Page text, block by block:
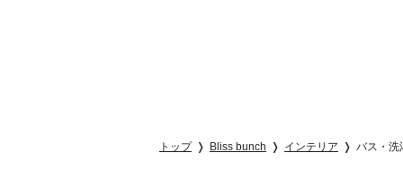
トップ Bliss bunch インテリア バス・洗